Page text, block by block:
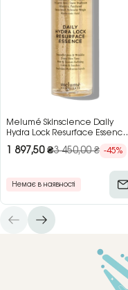
Melumé Skinscience Daily
Hydra Lock Resurface Essence
обличчя з кислотами, 150 мл
1 897,50₴3 450,00₴ -45%
Немає в наявності